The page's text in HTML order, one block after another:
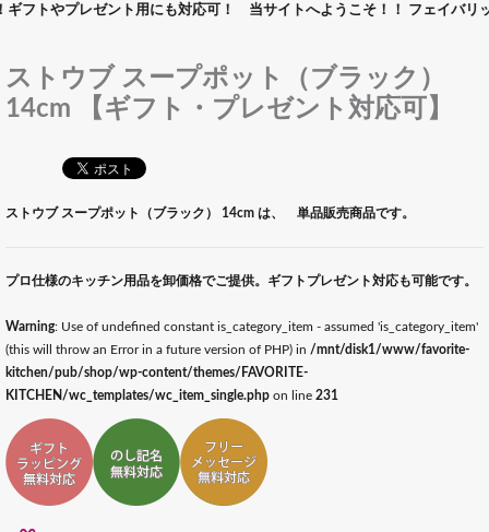
やプレゼント用にも対応可！ 当サイトへようこそ！！ フェイバリッ
ストウブ スープポット（ブラック）
14cm 【ギフト・プレゼント対応可】
ストウブ スープポット（ブラック） 14cm は、 単品販売商品です。
プロ仕様のキッチン用品を卸価格でご提供。ギフトプレゼント対応も可能です。
Warning: Use of undefined constant is_category_item - assumed 'is_category_item'
(this will throw an Error in a future version of PHP) in /mnt/disk1/www/favorite-
kitchen/pub/shop/wp-content/themes/FAVORITE-
KITCHEN/wc_templates/wc_item_single.php on line 231
ギフトラッピング対応ギフトのし記名対応